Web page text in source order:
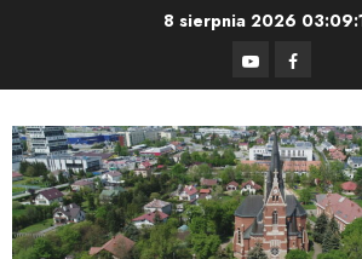
8 sierpnia 2026
YouTubeFacebook